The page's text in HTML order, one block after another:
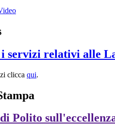
servizi relativi alle
clicca qui.
Polito